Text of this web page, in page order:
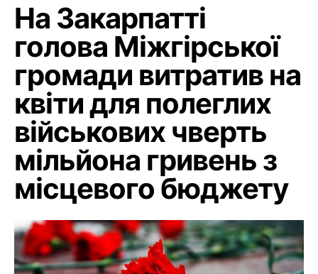
На Закарпатті
голова Міжгірської
громади витратив на
квіти для полеглих
військових чверть
мільйона гривень з
місцевого бюджету